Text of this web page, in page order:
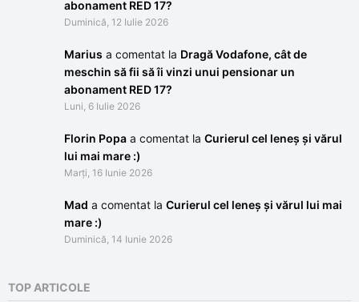
abonament RED 17?
Duminică, 12 Iulie 2026
Marius a comentat la Dragă Vodafone, cât de
meschin să fii să îi vinzi unui pensionar un
abonament RED 17?
Luni, 6 Iulie 2026
Florin Popa a comentat la Curierul cel leneș și vărul
lui mai mare :)
Marți, 16 Iunie 2026
Mad a comentat la Curierul cel leneș și vărul lui mai
mare :)
Duminică, 14 Iunie 2026
TOP ARTICOLE